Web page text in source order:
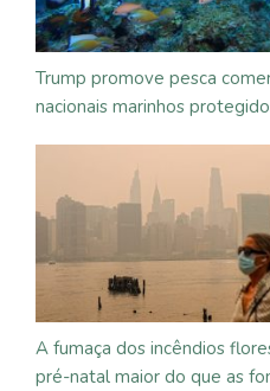
Trump promove pesca
nacionais marinhos
A fumaça dos incêndios
pré-natal maior do que as